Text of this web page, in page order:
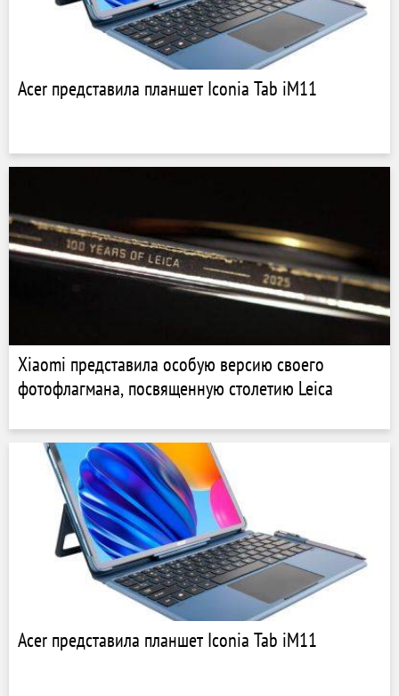
Acer представила планшет Iconia Tab iM11
Xiaomi представила особую версию своего
фотофлагмана, посвященную столетию Leica
Acer представила планшет Iconia Tab iM11